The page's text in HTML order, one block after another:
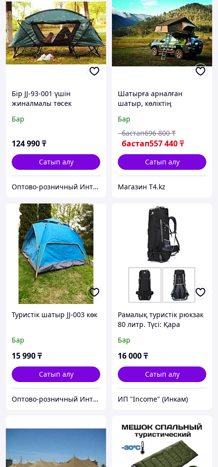
Бір JJ-93-001 үшін
жиналмалы төсек
Бар
124 990₸
Сатып алу
Оптово-розничный Интернет Магазин «KazGym»
Шатырға арналған
шатыр, көліктің
IRONMAN 4X4
Бар
бастап557 440₸
бастап696 800 ₸
Сатып алу
Магазин T4.kz
Туристік шатыр JJ-003 көк
Бар
15 990₸
Сатып алу
Оптово-розничный Интернет Магазин «KazGym»
Рамалық туристік рюкзак
80 литр. Түсі: Қара
Бар
16 000₸
Сатып алу
ИП "Income" (Инкам)